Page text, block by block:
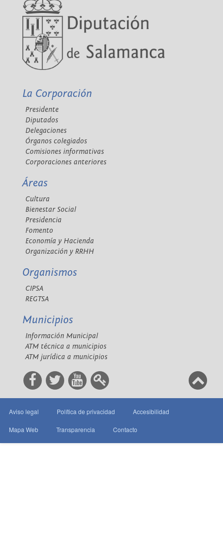
La Corporación
Presidente
Diputados
Delegaciones
Órganos colegiados
Comisiones informativas
Corporaciones anteriores
Áreas
Cultura
Bienestar Social
Presidencia
Fomento
Economía y Hacienda
Organización y RRHH
Organismos
CIPSA
REGTSA
Municipios
Información Municipal
ATM técnica a municipios
ATM jurídica a municipios
Aviso legal Política de privacidad Accesibilidad
Mapa Web Transparencia Contacto